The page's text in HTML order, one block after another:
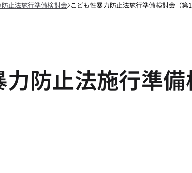
止法施行準備検討会 こども性暴力防止法施行準備検討会（第
防止法施行準備